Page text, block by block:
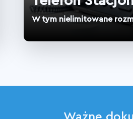
W tym nielimitowane